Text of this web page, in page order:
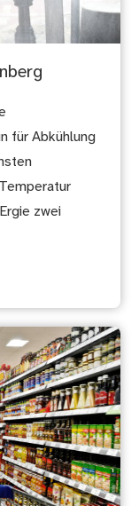
für Abkühlung
zwei